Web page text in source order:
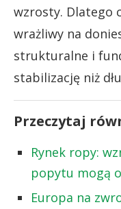
wzrosty. Dlatego
wrażliwy na
strukturalne i
stabilizację niż
Przeczytaj
Rynek ropy:
popytu mogą
Europa na